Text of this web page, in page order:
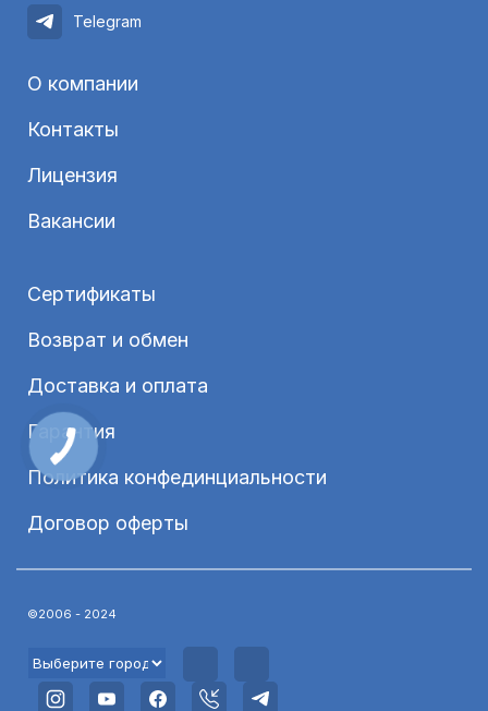
Telegram
О компании
Контакты
Лицензия
Вакансии
Сертификаты
Возврат и обмен
Доставка и оплата
Гарантия
Политика конфединциальности
Договор оферты
©2006 - 2024